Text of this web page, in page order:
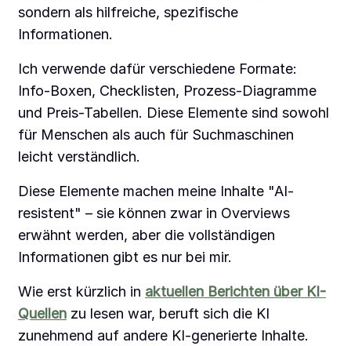
sondern als hilfreiche, spezifische
Informationen.
Ich verwende dafür verschiedene Formate:
Info-Boxen, Checklisten, Prozess-Diagramme
und Preis-Tabellen. Diese Elemente sind sowohl
für Menschen als auch für Suchmaschinen
leicht verständlich.
Diese Elemente machen meine Inhalte "AI-
resistent" – sie können zwar in Overviews
erwähnt werden, aber die vollständigen
Informationen gibt es nur bei mir.
Wie erst kürzlich in aktuellen Berichten über KI-
Quellen zu lesen war, beruft sich die KI
zunehmend auf andere KI-generierte Inhalte.